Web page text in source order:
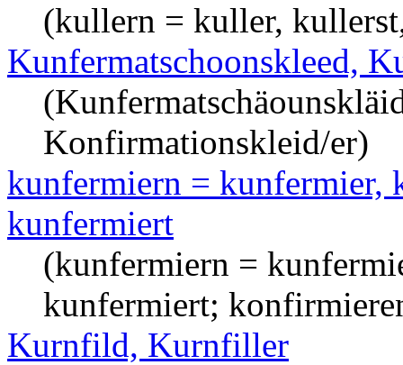
(kullern = kuller,
Kunfermatschoonskleed,
Konfirmationskleid/er)
kunfermiern = kunfermier,
kunfermiert
(kunfermiern =
kunfermiert;
Kurnfild, Kurnfiller